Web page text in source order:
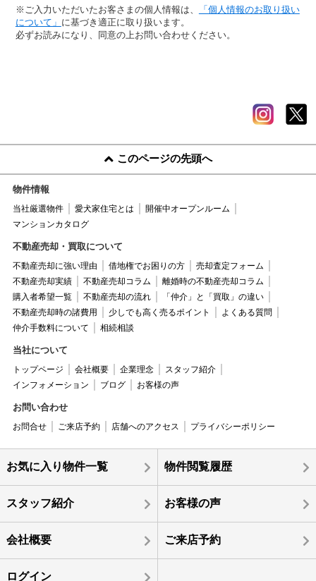
※ご入力いただいたお客さまの個人情報は、
「個人情報のお取り扱い
について」 に基づき適正に取り扱います。
必ずお読みになり、同意の上お問い合わせください。
このページの先頭へ
物件情報
当社厳選物件 愛犬家住宅とは
開催中オープンルーム
マンションカタログ
不動産売却・買取について
不動産売却に強い理由 借地権でお困りの方
売却査定フォーム
不動産売却実績
不動産売却コラム
離婚時の不動産売却コラム
購入者希望一覧
不動産売却の流れ
「仲介」と「買取」の違い
不動産売却時の諸費用
少しでも高く売るポイント
よくある質問
仲介手数料について
相続相談
当社について
トップページ 会社概要 企業理念
スタッフ紹介
インフォメーション
ブログ お客様の声
お問い合わせ
お問合せ ご来店予約 店舗へのアクセス プライバシーポリシー
お気に入り物件一覧 物件閲覧履歴
スタッフ紹介 お客様の声
会社概要 ご来店予約
ログイン